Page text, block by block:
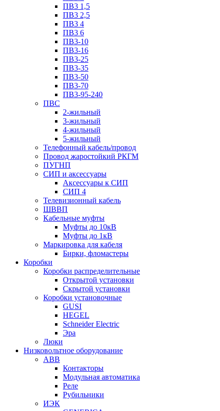
ПВ3 1,5
ПВ3 2,5
ПВ3 4
ПВ3 6
ПВ3-10
ПВ3-16
ПВ3-25
ПВ3-35
ПВ3-50
ПВ3-70
ПВ3-95-240
ПВС
2-жильный
3-жильный
4-жильный
5-жильный
Телефонный кабель/провод
Провод жаростойкий РКГМ
ПУГНП
СИП и аксессуары
Аксессуары к СИП
СИП 4
Телевизионный кабель
ШВВП
Кабельные муфты
Муфты до 10кВ
Муфты до 1кВ
Маркировка для кабеля
Бирки, фломастеры
Коробки
Коробки распределительные
Открытой установки
Скрытой установки
Коробки установочные
GUSI
HEGEL
Schneider Electric
Эра
Люки
Низковольтное оборудование
ABB
Контакторы
Модульная автоматика
Реле
Рубильники
ИЭК